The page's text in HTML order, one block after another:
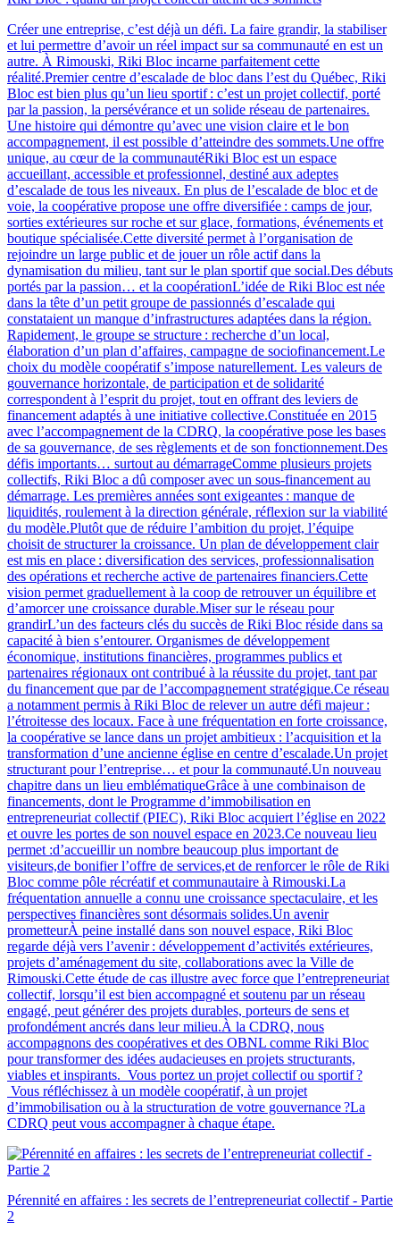
Créer une entreprise, c’est déjà un défi. La faire grandir, la stabiliser
et lui permettre d’avoir un réel impact sur sa communauté en est un
autre. À Rimouski, Riki Bloc incarne parfaitement cette
réalité.Premier centre d’escalade de bloc dans l’est du Québec, Riki
Bloc est bien plus qu’un lieu sportif : c’est un projet collectif, porté
par la passion, la persévérance et un solide réseau de partenaires.
Une histoire qui démontre qu’avec une vision claire et le bon
accompagnement, il est possible d’atteindre des sommets.Une offre
unique, au cœur de la communautéRiki Bloc est un espace
accueillant, accessible et professionnel, destiné aux adeptes
d’escalade de tous les niveaux. En plus de l’escalade de bloc et de
voie, la coopérative propose une offre diversifiée : camps de jour,
sorties extérieures sur roche et sur glace, formations, événements et
boutique spécialisée.Cette diversité permet à l’organisation de
rejoindre un large public et de jouer un rôle actif dans la
dynamisation du milieu, tant sur le plan sportif que social.Des débuts
portés par la passion… et la coopérationL’idée de Riki Bloc est née
dans la tête d’un petit groupe de passionnés d’escalade qui
constataient un manque d’infrastructures adaptées dans la région.
Rapidement, le groupe se structure : recherche d’un local,
élaboration d’un plan d’affaires, campagne de sociofinancement.Le
choix du modèle coopératif s’impose naturellement. Les valeurs de
gouvernance horizontale, de participation et de solidarité
correspondent à l’esprit du projet, tout en offrant des leviers de
financement adaptés à une initiative collective.Constituée en 2015
avec l’accompagnement de la CDRQ, la coopérative pose les bases
de sa gouvernance, de ses règlements et de son fonctionnement.Des
défis importants… surtout au démarrageComme plusieurs projets
collectifs, Riki Bloc a dû composer avec un sous-financement au
démarrage. Les premières années sont exigeantes : manque de
liquidités, roulement à la direction générale, réflexion sur la viabilité
du modèle.Plutôt que de réduire l’ambition du projet, l’équipe
choisit de structurer la croissance. Un plan de développement clair
est mis en place : diversification des services, professionnalisation
des opérations et recherche active de partenaires financiers.Cette
vision permet graduellement à la coop de retrouver un équilibre et
d’amorcer une croissance durable.Miser sur le réseau pour
grandirL’un des facteurs clés du succès de Riki Bloc réside dans sa
capacité à bien s’entourer. Organismes de développement
économique, institutions financières, programmes publics et
partenaires régionaux ont contribué à la réussite du projet, tant par
du financement que par de l’accompagnement stratégique.Ce réseau
a notamment permis à Riki Bloc de relever un autre défi majeur :
l’étroitesse des locaux. Face à une fréquentation en forte croissance,
la coopérative se lance dans un projet ambitieux : l’acquisition et la
transformation d’une ancienne église en centre d’escalade.Un projet
structurant pour l’entreprise… et pour la communauté.Un nouveau
chapitre dans un lieu emblématiqueGrâce à une combinaison de
financements, dont le Programme d’immobilisation en
entrepreneuriat collectif (PIEC), Riki Bloc acquiert l’église en 2022
et ouvre les portes de son nouvel espace en 2023.Ce nouveau lieu
permet :d’accueillir un nombre beaucoup plus important de
visiteurs,de bonifier l’offre de services,et de renforcer le rôle de Riki
Bloc comme pôle récréatif et communautaire à Rimouski.La
fréquentation annuelle a connu une croissance spectaculaire, et les
perspectives financières sont désormais solides.Un avenir
prometteurÀ peine installé dans son nouvel espace, Riki Bloc
regarde déjà vers l’avenir : développement d’activités extérieures,
projets d’aménagement du site, collaborations avec la Ville de
Rimouski.Cette étude de cas illustre avec force que l’entrepreneuriat
collectif, lorsqu’il est bien accompagné et soutenu par un réseau
engagé, peut générer des projets durables, porteurs de sens et
profondément ancrés dans leur milieu.À la CDRQ, nous
accompagnons des coopératives et des OBNL comme Riki Bloc
pour transformer des idées audacieuses en projets structurants,
viables et inspirants. Vous portez un projet collectif ou sportif ?
Vous réfléchissez à un modèle coopératif, à un projet
d’immobilisation ou à la structuration de votre gouvernance ?La
CDRQ peut vous accompagner à chaque étape.
Pérennité en affaires : les secrets de l’entrepreneuriat collectif - Partie
2